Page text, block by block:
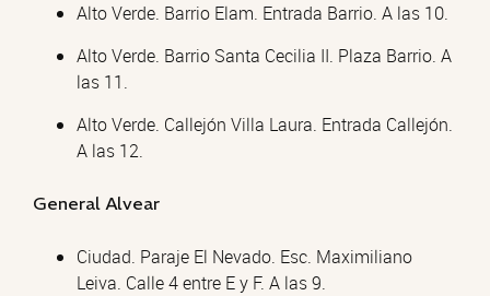
Alto Verde. Barrio Elam. Entrada Barrio. A las 10.
Alto Verde. Barrio Santa Cecilia II. Plaza Barrio. A
las 11.
Alto Verde. Callejón Villa Laura. Entrada Callejón.
A las 12.
General Alvear
Ciudad. Paraje El Nevado. Esc. Maximiliano
Leiva. Calle 4 entre E y F. A las 9.